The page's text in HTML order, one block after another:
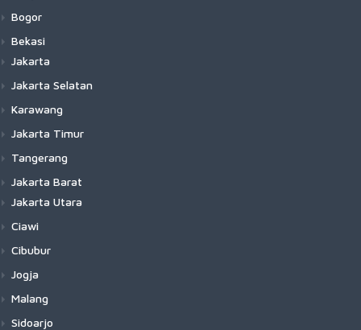
Bogor
Bekasi
Jakarta
Jakarta Selatan
Karawang
Jakarta Timur
Tangerang
Jakarta Barat
Jakarta Utara
Ciawi
Cibubur
Jogja
Malang
Sidoarjo